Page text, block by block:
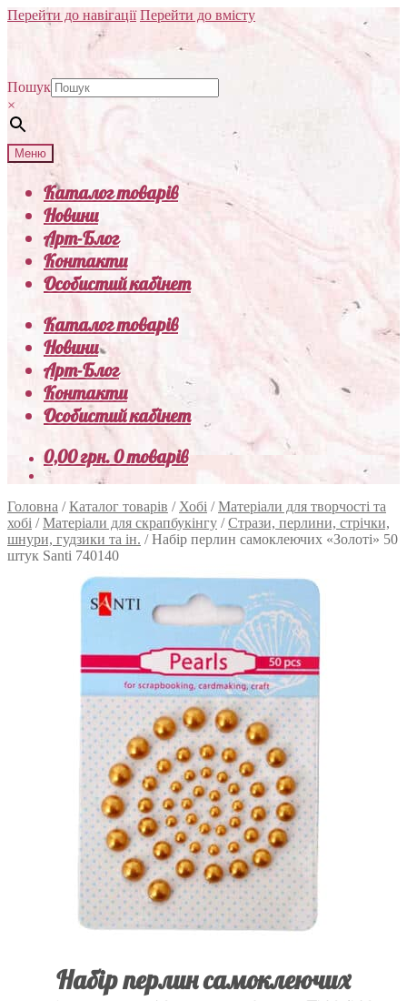
Перейти до навігації Перейти до вмісту
Пошук
×
Меню
Каталог товарів
Новини
Арт-Блог
Контакти
Особистий кабінет
Каталог товарів
Новини
Арт-Блог
Контакти
Особистий кабінет
0,00грн.0 товарів
Головна /Каталог товарів / Хобі /Матеріали для творчості та
хобі /Матеріали для скрапбукінгу /Стрази, перлини, стрічки,
шнури, гудзики та ін. /Набір перлин самоклеючих «Золоті» 50
штук Santi 740140
Набір перлин самоклеючих